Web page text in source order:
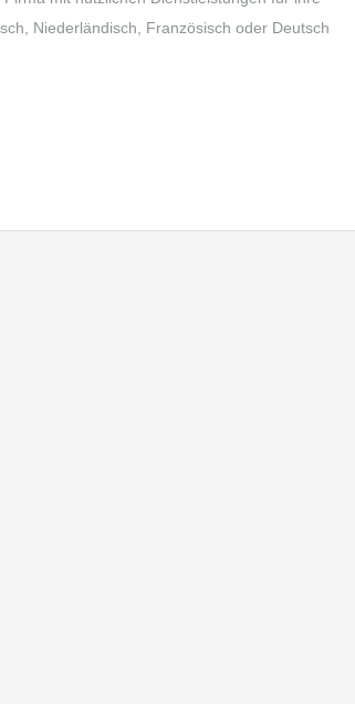
Niederländisch, Französisch oder Deutsch